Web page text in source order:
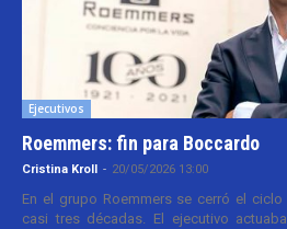
Ejecutivos
Roemmers: fin para Boccardo
Cristina Kroll - 20/05/2026 13:00
En el grupo Roemmers se cerró el
casi tres décadas. El ejecutivo